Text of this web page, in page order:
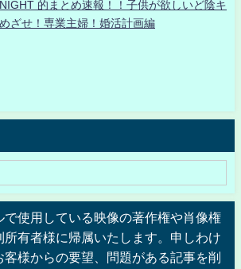
的まとめ速報！！子供が欲しいど陰キ
ざせ！専業主婦！婚活計画編
で使用している映像の著作権や肖像権
所有者様に帰属いたします。申しわけ
客様からの要望、問題がある記事を削